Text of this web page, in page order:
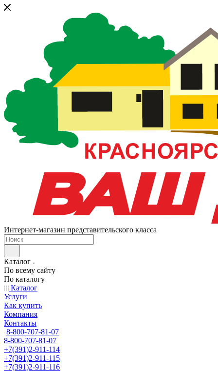
Интернет-магазин представительского класса
Каталог
По всему сайту
По каталогу
Каталог
Услуги
Как купить
Компания
Контакты
8-800-707-81-07
8-800-707-81-07
+7(391)2-911-114
+7(391)2-911-115
+7(391)2-911-116